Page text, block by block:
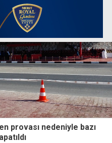
provası nedeniyle bazı